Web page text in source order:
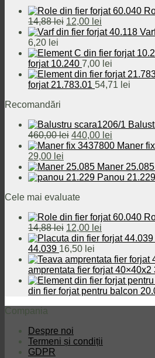
32,00 lei.
14,88lei Prețul
inițial
fost:
14,88 lei.
12,00 lei
curent
12,00 lei.
6,20 lei
forjat 10.240 7,00 lei
forjat 21.783.01 54,71 lei
Recomandări
460,00lei Prețul
inițial
fost:
460,00 lei.
440,00 lei
curent
440,00 lei.
Maner
Prețul
inițial
a
32,00 lei.
29,00 lei
curent
este:
Maner 25.085
Panou 21.229
Cele mai evaluate
14,88lei Prețul
inițial
a
fost:
14,88 lei.
12,00 lei
curent
12,00 lei.
44.039 16,50 lei
amprentata fier forjat 40×40x2
din fier forjat pentru balcon
Compania
Despre noi
Termeni și condiții
GDPR